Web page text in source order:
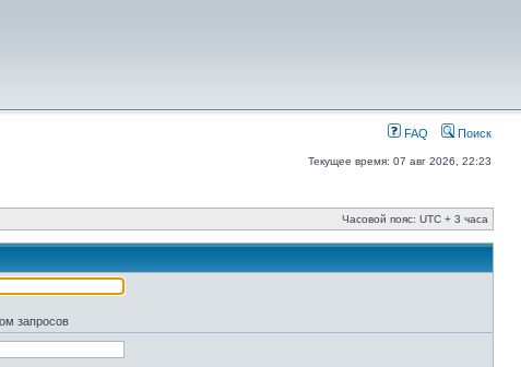
FAQ Поиск
Текущее время: 07 авг 2026, 22:23
Часовой пояс: UTC + 3 часа
запросов